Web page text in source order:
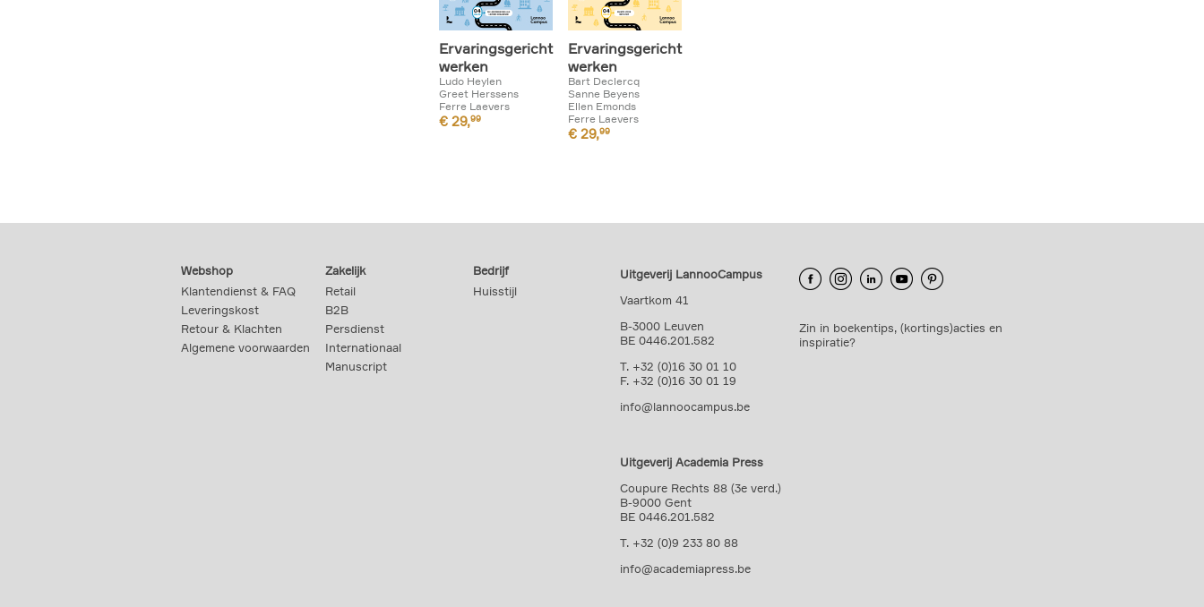
Ervaringsgericht
werken
Ludo Heylen
Greet Herssens
Ferre Laevers
€ 29,99
Ervaringsgericht
werken
Bart Declercq
Sanne Beyens
Ellen Emonds
Ferre Laevers
€ 29,99
Webshop
Klantendienst & FAQ
Leveringskost
Retour & Klachten
Algemene voorwaarden
Zakelijk
Retail
B2B
Persdienst
Internationaal
Manuscript
Bedrijf
Huisstijl
Uitgeverij LannooCampus
Vaartkom 41
B-3000 Leuven
BE 0446.201.582
T. +32 (0)16 30 01 10
F. +32 (0)16 30 01 19
info@lannoocampus.be
Uitgeverij Academia Press
Coupure Rechts 88 (3e verd.)
B-9000 Gent
BE 0446.201.582
T. +32 (0)9 233 80 88
info@academiapress.be
Zin in boekentips, (kortings)acties en
inspiratie?